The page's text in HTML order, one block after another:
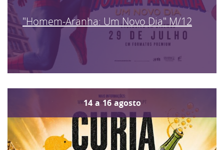
"Homem-Aranha: Um Novo Dia" M/12
14 a 16 agosto